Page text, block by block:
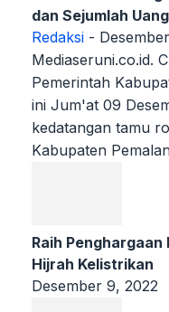
dan Sejumlah
Redaksi -
Mediaseruni.co.id.
Pemerintah
ini Jum'at 09
kedatangan tamu
Kabupaten
Raih
Hijrah Kelistrikan
Desember 9, 2022